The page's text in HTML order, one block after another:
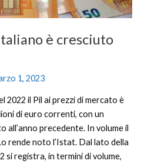
è cresciuto
1, 2023
2022 il Pil ai prezzi di mercato è
di euro correnti, con un
all’anno precedente. In volume il
rende noto l’Istat. Dal lato della
si registra, in termini di volume,